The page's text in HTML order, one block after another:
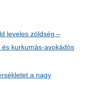
leveles zöldség –
kurkumás-avokádós
a nagy